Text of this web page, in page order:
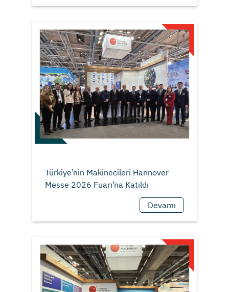
Türkiye’nin Makinecileri Hannover
Devamı